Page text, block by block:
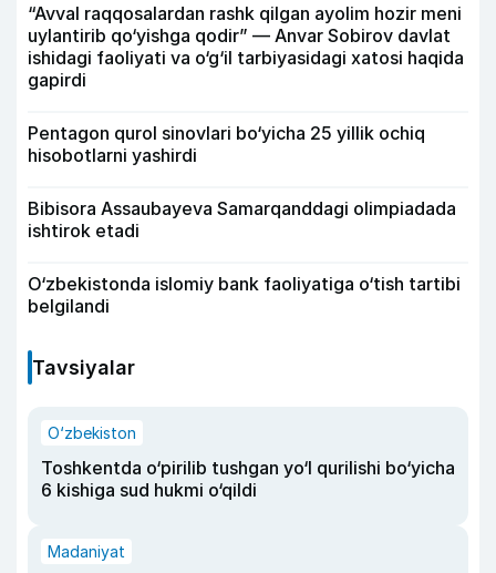
“Avval raqqosalardan rashk qilgan ayolim hozir meni
uylantirib qo‘yishga qodir” — Anvar Sobirov davlat
ishidagi faoliyati va o‘g‘il tarbiyasidagi xatosi haqida
gapirdi
Pentagon qurol sinovlari bo‘yicha 25 yillik ochiq
hisobotlarni yashirdi
Bibisora Assaubayeva Samarqanddagi olimpiadada
ishtirok etadi
O‘zbekistonda islomiy bank faoliyatiga o‘tish tartibi
belgilandi
Tavsiyalar
O‘zbekiston
Toshkentda o‘pirilib tushgan yo‘l qurilishi bo‘yicha
6 kishiga sud hukmi o‘qildi
Madaniyat